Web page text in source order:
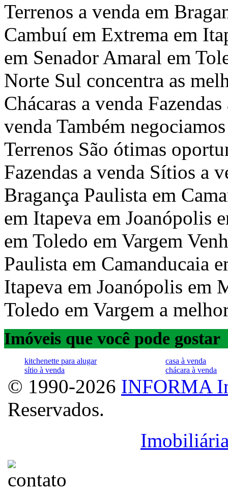
Terrenos a venda em
Cambuí em Extrema em
em Senador Amaral em
Norte Sul concentra as
Chácaras a venda
venda Também
Terrenos São ótimas
Fazendas a venda Sítios a
Bragança Paulista em
em Itapeva em Joanópolis
em Toledo em Vargem
Paulista em Camanducaia
Itapeva em Joanópolis em
Toledo em Vargem a
Imóveis que você pode gostar
kitchenette para alugar
casa à venda
sítio à venda
chácara à venda
© 1990-2026 INFORMA
Reservados.